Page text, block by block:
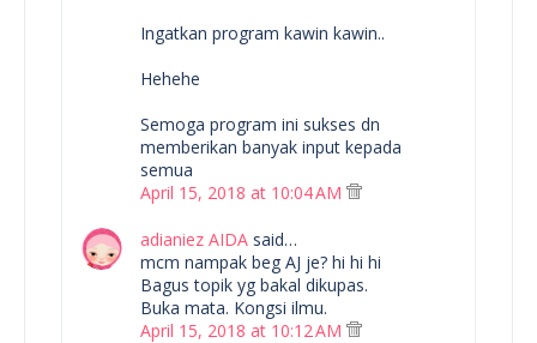
Ingatkan program kawin kawin..
Hehehe
Semoga program ini sukses dn
memberikan banyak input kepada
semua
April 15, 2018 at 10:04 AM
adianiez AIDA said…
mcm nampak beg AJ je? hi hi hi
Bagus topik yg bakal dikupas.
Buka mata. Kongsi ilmu.
April 15, 2018 at 10:12 AM